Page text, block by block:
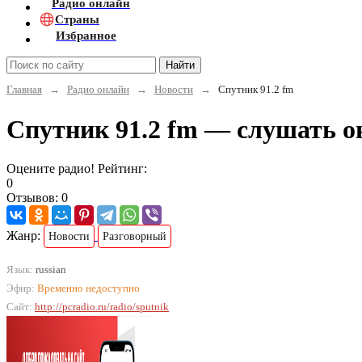
Радио онлайн
Страны
Избранное
Найти
Главная
→ Радио онлайн → Новости → Спутник 91.2 fm
Спутник 91.2 fm — слушать
Оцените радио! Рейтинг:
0
Отзывов: 0
Жанр: Новости Разговорный
Язык: russian
Эфир: Временно недоступно
Сайт: http://pcradio.ru/radio/sputnik